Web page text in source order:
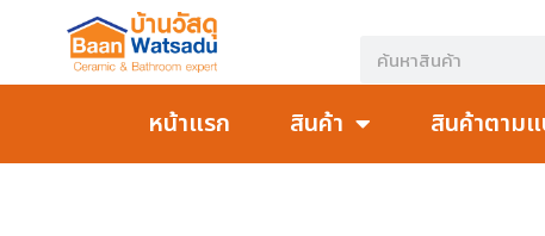
หน้าแรก สินค้า สินค้าตาม